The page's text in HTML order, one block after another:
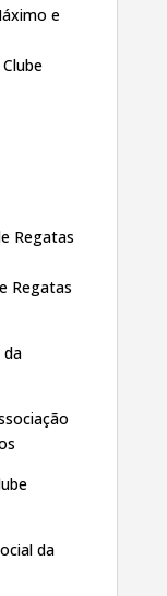
e
Regatas
Regatas
da
da